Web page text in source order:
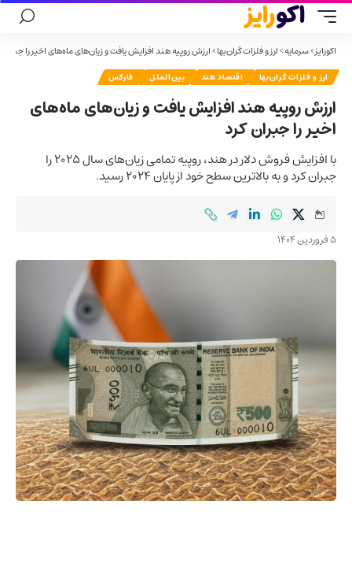
اکورایز>سرمایه>ارز و فلزات گران‌بها>ارزش روپیه هند افزایش یافت و زیان‌های ماه‌های اخیر را جبران
ارز و فلزات گران‌بها اقتصاد هند بین‌الملل فارکس
ارزش روپیه هند افزایش یافت و زیان‌های ماه‌های
اخیر را جبران کرد
با افزایش فروش دلار در هند، روپیه تمامی زیان‌های سال ۲۰۲۵ را
جبران کرد و به بالاترین سطح خود از پایان ۲۰۲۴ رسید.
5 فروردین 1404